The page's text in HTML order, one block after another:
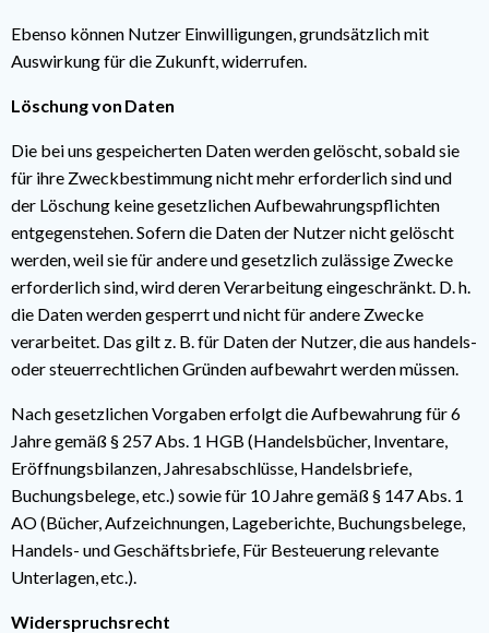
Ebenso können Nutzer Einwilligungen, grundsätzlich mit
Auswirkung für die Zukunft, widerrufen.
Löschung von Daten
Die bei uns gespeicherten Daten werden gelöscht, sobald sie
für ihre Zweckbestimmung nicht mehr erforderlich sind und
der Löschung keine gesetzlichen Aufbewahrungspflichten
entgegenstehen. Sofern die Daten der Nutzer nicht gelöscht
werden, weil sie für andere und gesetzlich zulässige Zwecke
erforderlich sind, wird deren Verarbeitung eingeschränkt. D. h.
die Daten werden gesperrt und nicht für andere Zwecke
verarbeitet. Das gilt z. B. für Daten der Nutzer, die aus handels-
oder steuerrechtlichen Gründen aufbewahrt werden müssen.
Nach gesetzlichen Vorgaben erfolgt die Aufbewahrung für 6
Jahre gemäß § 257 Abs. 1 HGB (Handelsbücher, Inventare,
Eröffnungsbilanzen, Jahresabschlüsse, Handelsbriefe,
Buchungsbelege, etc.) sowie für 10 Jahre gemäß § 147 Abs. 1
AO (Bücher, Aufzeichnungen, Lageberichte, Buchungsbelege,
Handels- und Geschäftsbriefe, Für Besteuerung relevante
Unterlagen, etc.).
Widerspruchsrecht